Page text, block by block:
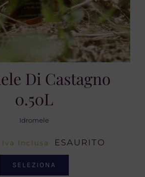
Di Castagno
0.50L
Idromele
Iva Inclusa ESAURITO
SELEZIONA